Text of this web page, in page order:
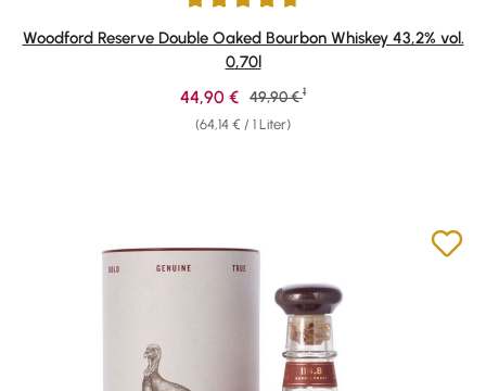
Durchschnittliche Bewertung von 4.83 von 5 Sternen
Woodford Reserve Double Oaked Bourbon Whiskey 43,2% vol.
0,70l
(64,14 € / 1 Liter)
Verkaufspreis:
44,90 € Regulärer Preis:
49,90 € 1